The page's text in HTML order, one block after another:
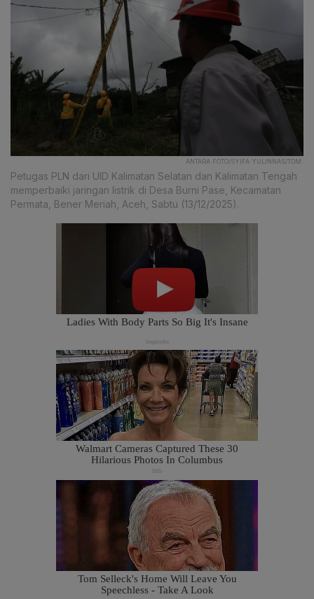
ANTARA FOTO/SYIFA YULINNAS/TOM.
Petugas PLN dari UID Kalimatan Selatan dan Kalimatan Tengah
memperbaiki jaringan listrik di Desa Burni Pase, Kecamatan
Permata, Bener Meriah, Aceh, Sabtu (13/12/2025).